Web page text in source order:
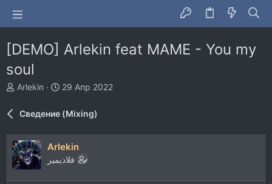
[DEMO] Arlekin feat MAME - You my
soul
А
т
р
т
е
м
Arlekin
Д
т
а
н
а
ч
а
29 Апр 2022
Сведение (Mixing)
Arlekin
فلاديمير